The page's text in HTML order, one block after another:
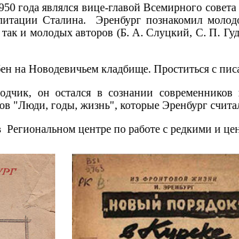
года являлся вице-главой Всемирного
Сталина. Эренбург познакомил
и молодых авторов (Б. А. Слуцкий, С. П.
на Новодевичьем кладбище. Проститься с
он остался в сознании
"Люди, годы, жизнь", которые Эренбург
центре по работе с редкими и